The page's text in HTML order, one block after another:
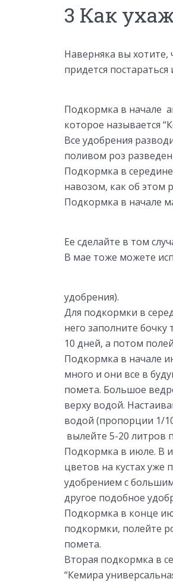
3 Как
Наверняка вы
придется
Подкормка в начале
которое называется
Все удобрения
поливом роз
Подкормка в
навозом, как об этом
Подкормка в начале
Ее сделайте в том
В мае тоже можете
удобрения).
Для подкормки в
него заполните бочку
10 дней, а потом
Подкормка в начале
много и они все в
помета. Большое
верху водой.
водой (пропорции 1/
вылейте 5-20 литров
Подкормка в июле. В
цветов на кустах уже
удобрением с
другое подобное
Подкормка в конце
подкормки, полейте
помета.
Вторая подкормка в
“Кемира